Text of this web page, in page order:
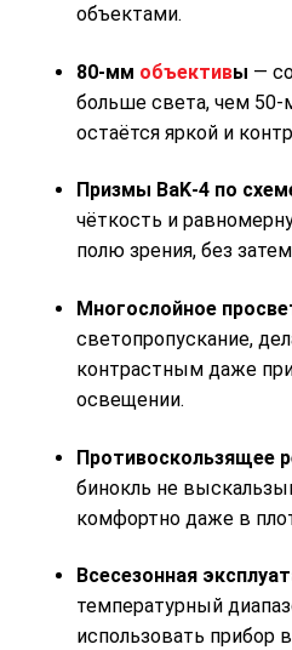
объектами.
80-мм объективы —
больше света, чем
остаётся яркой и
Призмы BaK‑4 по
чёткость и
полю зрения, без
Многослойное
светопропускание,
контрастным даже
освещении.
Противоскользящее
бинокль не
комфортно даже в
Всесезонная
температурный
использовать прибор